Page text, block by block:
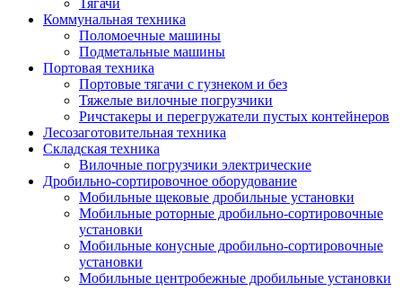
Тягачи
Коммунальная техника
Поломоечные машины
Подметальные машины
Портовая техника
Портовые тягачи с гузнеком и без
Тяжелые вилочные погрузчики
Ричстакеры и перегружатели пустых контейнеров
Лесозаготовительная техника
Складская техника
Вилочные погрузчики электрические
Дробильно-сортировочное оборудование
Мобильные щековые дробильные установки
Мобильные роторные дробильно-сортировочные
установки
Мобильные конусные дробильно-сортировочные
установки
Мобильные центробежные дробильные установки